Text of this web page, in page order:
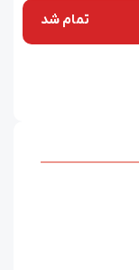
تمام شد